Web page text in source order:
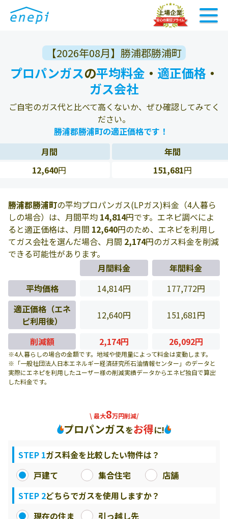
【2026年08月】勝浦郡勝浦町
プロパンガスの平均料金 ・ 適正価格 ・
ガス会社
ご自宅のガス代と比べて高くないか、ぜひ確認してみてく
ださい。
勝浦郡勝浦町の適正価格です！
月間
年間
12,640円 151,681円
勝浦郡勝浦町の平均プロパンガス(LPガス)料金（4人暮ら
しの場合）は、月間平均 14,814円です。エネピ調べによ
ると適正価格は、月間 12,640円のため、エネピを利用し
てガス会社を選んだ場合、月間 2,174円のガス料金を削減
できる可能性があります。
月間料金
年間料金
平均価格
14,814円
177,772円
適正価格（エネ
ピ利用後）
12,640円 151,681円
削減額 2,174円 26,092円
※4人暮らしの場合の金額です。地域や使用量によって料金は変動します。
※「一般社団法人日本エネルギー経済研究所石油情報センター」のデータと
実際にエネピを利用したユーザー様の削減実績データからエネピ独自で算出
した料金です。
\ 最大8万円削減/
プロパンガスをお得に!
STEP 1ガス料金を比較したい物件は？
戸建て
集合住宅
店舗
STEP 2どちらでガスを使用しますか？
現在の住ま
引っ越し先